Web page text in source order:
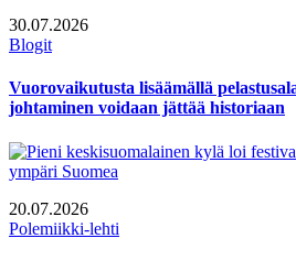
30.07.2026
Blogit
Vuorovaikutusta lisäämällä
johtaminen voidaan jättää historiaan
20.07.2026
Polemiikki-lehti